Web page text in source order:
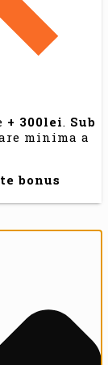
+ 300lei. Sub
minima a
bonus